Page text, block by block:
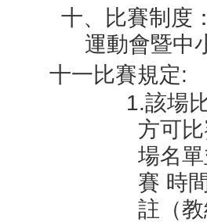
十、比賽制度
運動會暨中
十一比賽規定:
1.該場
方可
場名
賽 時
註（